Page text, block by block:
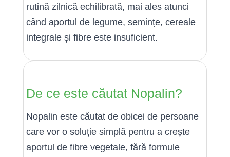
rutină zilnică echilibrată, mai ales atunci
când aportul de legume, semințe, cereale
integrale și fibre este insuficient.
De ce este căutat Nopalin?
Nopalin este căutat de obicei de persoane
care vor o soluție simplă pentru a crește
aportul de fibre vegetale, fără formule